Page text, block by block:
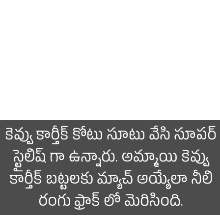
కెవ్వు కార్తీక్ కోటు సూటు వేసి సూపర్
స్టైలిష్ గా ఉన్నారు. అమ్మాయి కెవ్వు
కార్తీక్ బట్టలకు మ్యాచ్ అయ్యేలా నీలి
రంగు ఫ్రాక్ లో మెరిసింది.